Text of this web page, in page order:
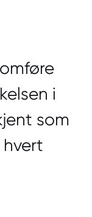
i
som